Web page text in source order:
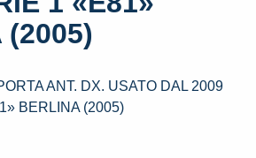
(2005)
ANT. DX. USATO DAL 2009
BERLINA (2005)